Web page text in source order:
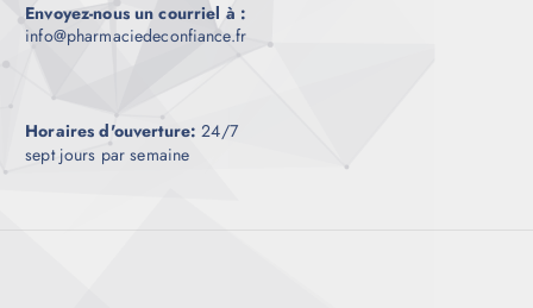
Envoyez-nous un courriel à :
info@pharmaciedeconfiance.fr
Horaires d'ouverture: 24/7
sept jours par semaine